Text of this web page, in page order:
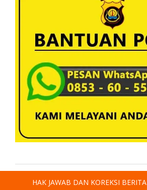
HAK JAWAB DAN KOREKSI BERITA